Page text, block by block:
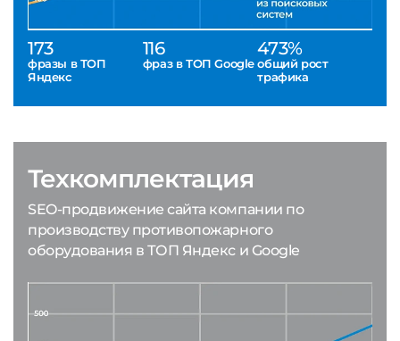
173
фразы в ТОП
Яндекс
116
фраз в ТОП Google
473%
общий рост
трафика
Техкомплектация
SEO-продвижение сайта компании по
производству противопожарного
оборудования в ТОП Яндекс и Google